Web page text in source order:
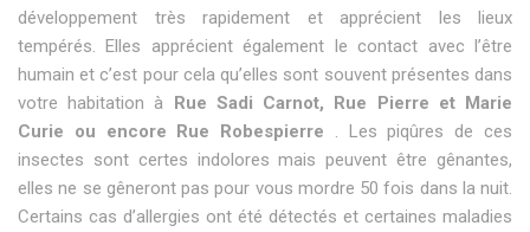
développement très rapidement et apprécient les lieux
tempérés. Elles apprécient également le contact avec l’être
humain et c’est pour cela qu’elles sont souvent présentes dans
votre habitation à Rue Sadi Carnot, Rue Pierre et Marie
Curie ou encore Rue Robespierre . Les piqûres de ces
insectes sont certes indolores mais peuvent être gênantes,
elles ne se gêneront pas pour vous mordre 50 fois dans la nuit.
Certains cas d’allergies ont été détectés et certaines maladies